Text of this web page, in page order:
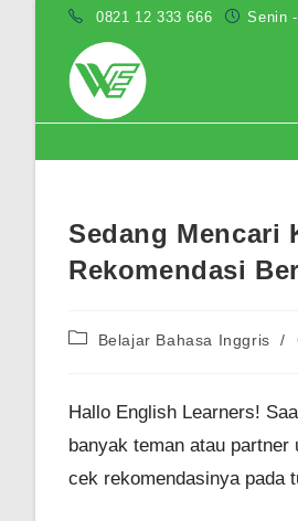
0821 12 333 666 Senin
Sedang Mencari
Rekomendasi
PostBelajar Bahasa Inggris /
Hallo English Learners!
banyak teman atau
cek rekomendasinya pada